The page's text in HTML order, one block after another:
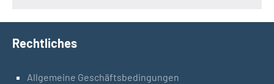
Rechtliches
Allgemeine Geschäftsbedingungen